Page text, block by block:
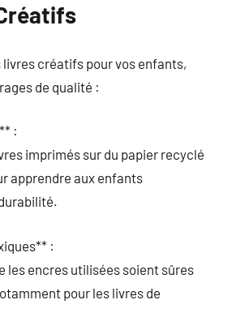
livres créatifs pour vos enfants,
de qualité :
:
imprimés sur du papier recyclé
apprendre aux enfants
:
les encres utilisées soient sûres
pour les livres de